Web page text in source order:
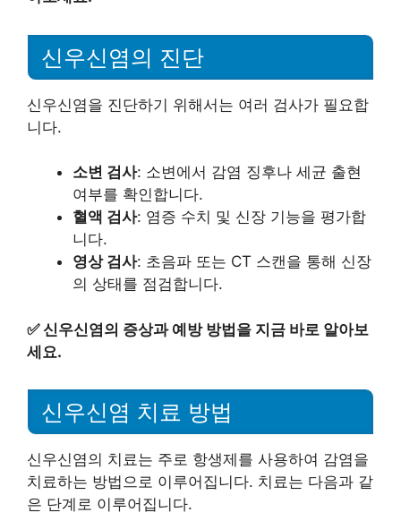
신우신염의 진단
신우신염을 진단하기 위해서는 여러 검사가 필요합
니다.
소변 검사: 소변에서 감염 징후나 세균 출현
여부를 확인합니다.
혈액 검사: 염증 수치 및 신장 기능을 평가합
니다.
영상 검사: 초음파 또는 CT 스캔을 통해 신장
의 상태를 점검합니다.
✅신우신염의 증상과 예방 방법을 지금 바로 알아보
세요.
신우신염 치료 방법
신우신염의 치료는 주로 항생제를 사용하여 감염을
치료하는 방법으로 이루어집니다. 치료는 다음과 같
은 단계로 이루어집니다.